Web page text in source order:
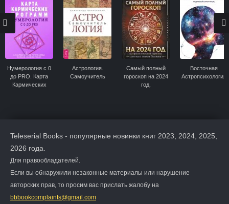
Нумерология с 0
до PRO. Карта
Кармических
Астрология.
Самоучитель
Самый полный
гороскоп на 2024
год.
Восточная
Астропсихология
Teleserial Books - популярные новинки книг 2023, 2024, 2025,
2026 года.
Для правообладателей.
Если вы обнаружили незаконные материалы или нарушение
авторских прав, то просим вас прислать жалобу на
bbbookcomplaints@gmail.com